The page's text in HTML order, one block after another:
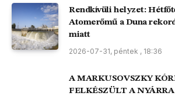
Rendkívüli helyzet:
Atomerőmű a Duna
miatt
2026-07-31, péntek , 18:36
A MARKUSOVSZKY
FELKÉSZÜLT A NYÁRRA